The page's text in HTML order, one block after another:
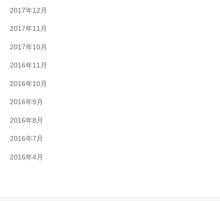
2017年12月
2017年11月
2017年10月
2016年11月
2016年10月
2016年9月
2016年8月
2016年7月
2016年4月